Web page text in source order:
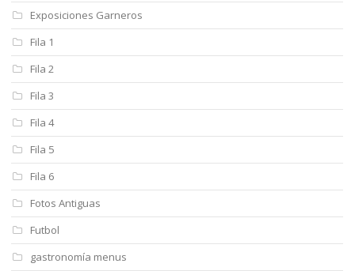
Exposiciones Garneros
Fila 1
Fila 2
Fila 3
Fila 4
Fila 5
Fila 6
Fotos Antiguas
Futbol
gastronomía menus